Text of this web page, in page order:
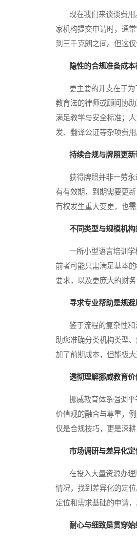
现在我们来谈谈费用
家机构提交申请时，通
到三千克朗之间。但这仅
隐性的合规准备成
更主要的开支在于为
教育法的律师或顾问协
满足教学与安全标准；
发、翻译公证等杂项费
持续合规与牌照更
获得牌照并非一劳永
有有效期，到期需要更
有权发生重大变更，也
不同类型与规模机
一所小型语言培训学
前者可能只需满足基本
要求，以及更庞大的财
寻求专业帮助是规
鉴于流程的复杂性和
助您准确分类机构类型
加了前期成本，但能极
透彻理解挪威教育
挪威教育体系强调平
价值观的融合与尊重，
仅是合规技巧，更是深耕
市场调研与差异化
在投入大量资源办理
情况，找到差异化的定
定位和需求基础的申请
耐心与细致是贯穿